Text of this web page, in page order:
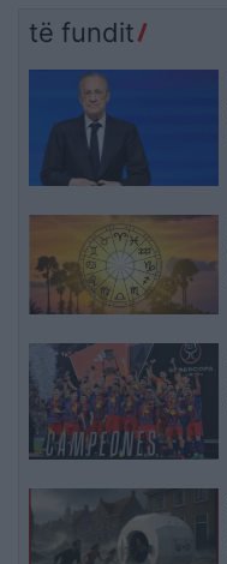
të fundit